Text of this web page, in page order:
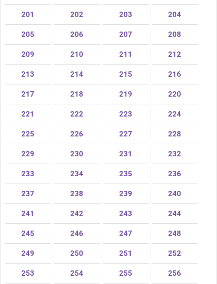
201 202 203 204
205 206 207 208
209 210 211 212
213 214 215 216
217 218 219 220
221 222 223 224
225 226 227 228
229 230 231 232
233 234 235 236
237 238 239 240
241 242 243 244
245 246 247 248
249 250 251 252
253 254 255 256